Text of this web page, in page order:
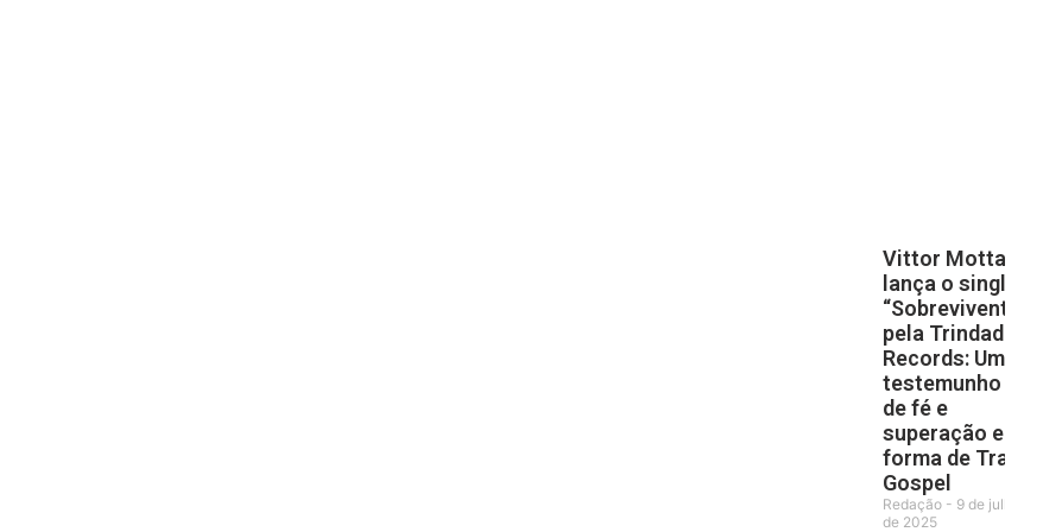
Vittor Motta
lança o single
“Sobrevivente”
pela Trindade
Records: Um
testemunho
de fé e
superação em
forma de Trap
Gospel
Redação
9 de julho
de 2025